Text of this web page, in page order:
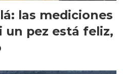
las mediciones
un pez está feliz,